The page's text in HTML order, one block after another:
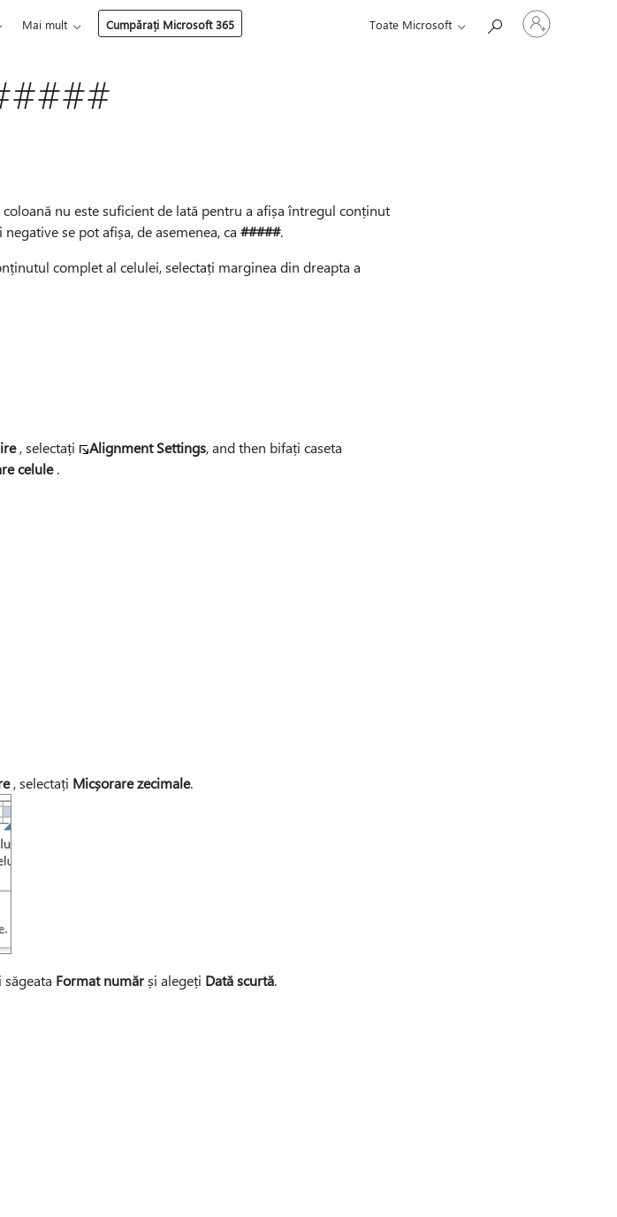
Mai mult Cumpărați Microsoft 365 Toate Microsoft
Conectați-
vă
nu este suficient de lată pentru a afișa întregul conținut
se pot afișa, de asemenea, ca #####.
complet al celulei, selectați marginea din dreapta a
, selectați Alignment Settings, and then bifați caseta
celule.
, selectați Micșorare zecimale.
Format numărși alegeți Dată scurtă.